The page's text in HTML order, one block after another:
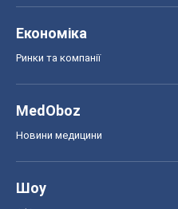
Економіка
Ринки та компанії
MedOboz
Новини медицини
Шоу